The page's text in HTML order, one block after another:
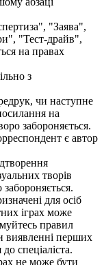
"Заява",
"Тест-драйв",
на правах
з
чи наступне
на
забороняється.
є автор
творів
для осіб
іграх може
правил
виявленні перших
спеціаліста.
не може бути